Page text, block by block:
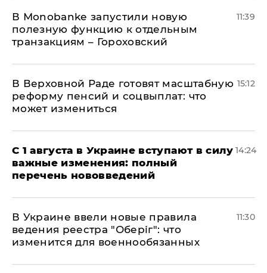
В Мonobankе запустили новую
полезную функцию к отдельным
транзакциям – Гороховский
11:39
В Верховной Раде готовят масштабную
реформу пенсий и соцвыплат: что
может измениться
15:12
С 1 августа в Украине вступают в силу
важные изменения: полный
перечень нововведений
14:24
В Украине ввели новые правила
ведения реестра "Оберіг": что
изменится для военнообязанных
11:30